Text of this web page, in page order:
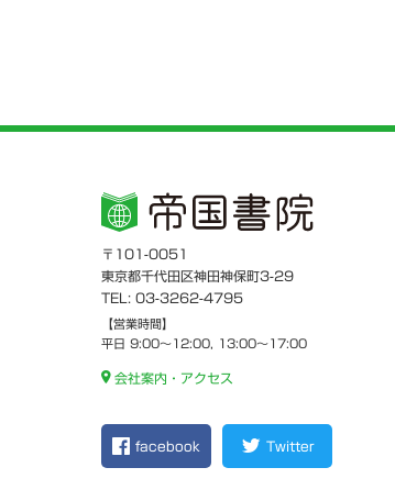
〒101-0051
東京都千代田区神田神保町3-29
TEL: 03-3262-4795
【営業時間】
平日 9:00～12:00, 13:00～17:00
会社案内・アクセス
facebook Twitter